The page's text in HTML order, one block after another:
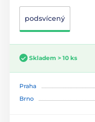
podsvícený
Skladem > 10 ks
Praha
Brno